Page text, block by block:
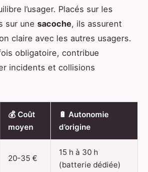
l’usager. Placés sur les
sur une sacoche, ils assurent
claire avec les autres usagers.
obligatoire, contribue
incidents et collisions
💰 Coût
moyen
🔋 Autonomie
d’origine
20-35 €
15 h à 30 h
(batterie dédiée)